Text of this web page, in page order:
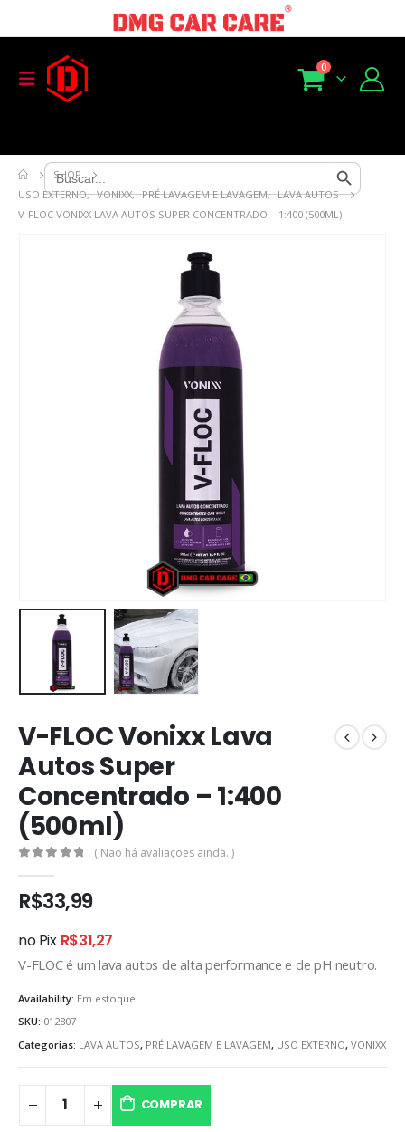
Search
for:
Search Button
0
SHOP
USO EXTERNO, VONIXX, PRÉ LAVAGEM E LAVAGEM, LAVA AUTOS
V-FLOC VONIXX LAVA AUTOS SUPER CONCENTRADO – 1:400 (500ML)
V-FLOC Vonixx Lava
Autos Super
Concentrado – 1:400
(500ml)
( Não há avaliações ainda. )
R$33,99
no Pix R$31,27
V-FLOC é um lava autos de alta performance e de pH neutro.
Availability: Em estoque
SKU: 012807
Categorias: LAVA AUTOS, PRÉ LAVAGEM E LAVAGEM, USO EXTERNO, VONIXX
COMPRAR